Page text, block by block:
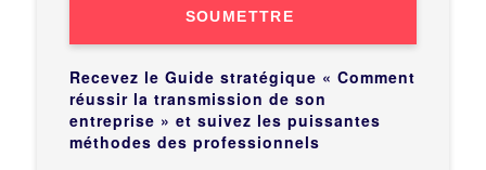
SOUMETTRE
Recevez le Guide stratégique « Comment
réussir la transmission de son
entreprise » et suivez les puissantes
méthodes des professionnels